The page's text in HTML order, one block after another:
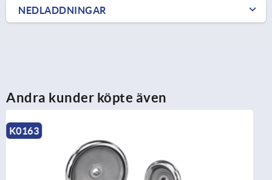
NEDLADDNINGAR
Andra kunder köpte även
K1521